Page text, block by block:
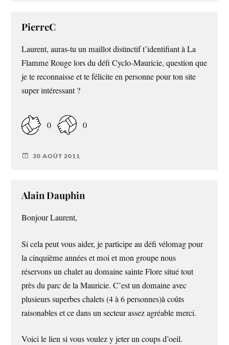
PierreC
Laurent, auras-tu un maillot distinctif t’identifiant à La
Flamme Rouge lors du défi Cyclo-Mauricie, question que
je te reconnaisse et te félicite en personne pour ton site
super intéressant ?
0 0
30 AOÛT 2011
Alain Dauphin
Bonjour Laurent,
Si cela peut vous aider, je participe au défi vélomag pour
la cinquième années et moi et mon groupe nous
réservons un chalet au domaine sainte Flore situé tout
près du parc de la Mauricie. C’est un domaine avec
plusieurs superbes chalets (4 à 6 personnes)à coûts
raisonables et ce dans un secteur assez agréable merci.
Voici le lien si vous voulez y jeter un coups d’oeil.